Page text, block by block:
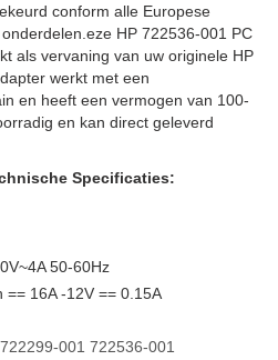
conform alle Europese
HP 722536-001 PC
als vervaning van uw originele HP
werkt met een
en heeft een vermogen van 100-
en kan direct geleverd
Specificaties:
50-60Hz
16A -12V == 0.15A
722299-001 722536-001